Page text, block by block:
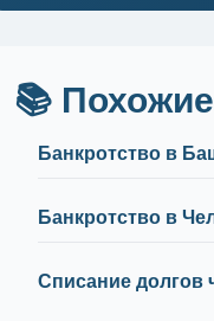
📚
Банкротство в
Банкротство в
Списание долгов